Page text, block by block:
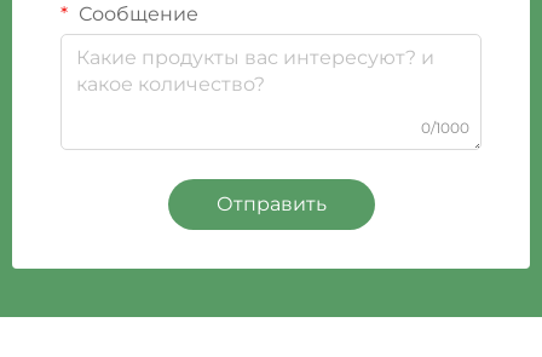
Сообщение
0/1000
Отправить